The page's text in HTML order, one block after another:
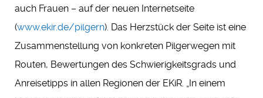
auch Frauen – auf der neuen Internetseite
(www.ekir.de/pilgern). Das Herzstück der Seite ist eine
Zusammenstellung von konkreten Pilgerwegen mit
Routen, Bewertungen des Schwierigkeitsgrads und
Anreisetipps in allen Regionen der EKiR. „In einem